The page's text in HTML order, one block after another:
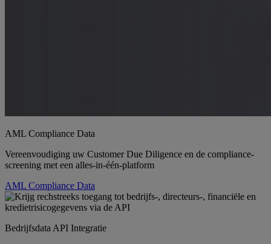
AML Compliance Data
Vereenvoudiging uw Customer Due Diligence en de compliance-
screening met een alles-in-één-platform
AML Compliance Data
Bedrijfsdata API Integratie